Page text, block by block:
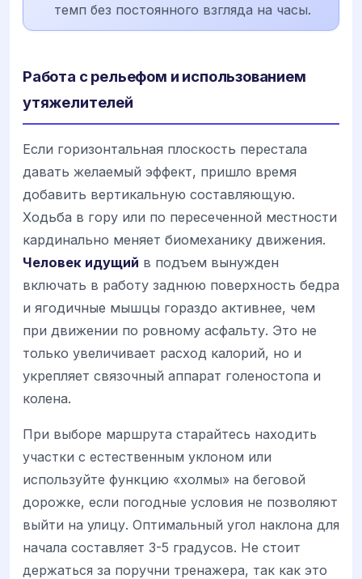
темп без постоянного взгляда на часы.
Работа с рельефом и использованием
утяжелителей
Если горизонтальная плоскость перестала
давать желаемый эффект, пришло время
добавить вертикальную составляющую.
Ходьба в гору или по пересеченной местности
кардинально меняет биомеханику движения.
Человек идущий в подъем вынужден
включать в работу заднюю поверхность бедра
и ягодичные мышцы гораздо активнее, чем
при движении по ровному асфальту. Это не
только увеличивает расход калорий, но и
укрепляет связочный аппарат голеностопа и
колена.
При выборе маршрута старайтесь находить
участки с естественным уклоном или
используйте функцию «холмы» на беговой
дорожке, если погодные условия не позволяют
выйти на улицу. Оптимальный угол наклона для
начала составляет 3-5 градусов. Не стоит
держаться за поручни тренажера, так как это